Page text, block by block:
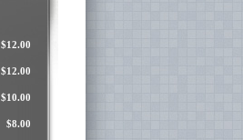
$12.00
$12.00
$10.00
$8.00